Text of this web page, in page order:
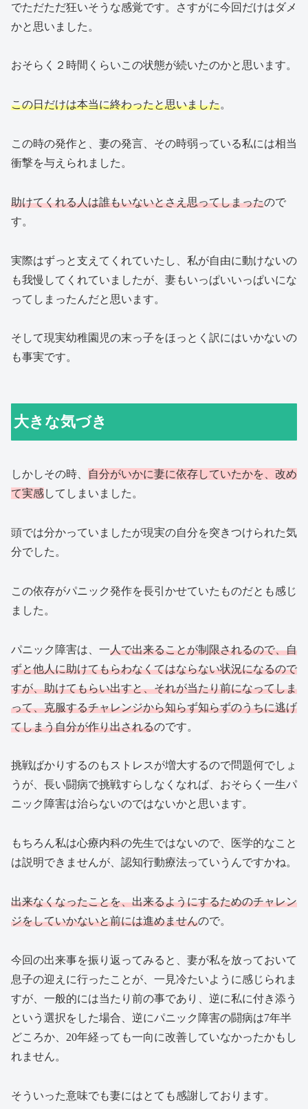
でただただ狂いそうな感覚です。さすがに今回だけはダメ
かと思いました。
おそらく２時間くらいこの状態が続いたのかと思います。
この日だけは本当に終わったと思いました。
この時の発作と、妻の発言、その時弱っている私には相当
衝撃を与えられました。
助けてくれる人は誰もいないとさえ思ってしまったので
す。
実際はずっと支えてくれていたし、私が自由に動けないの
も我慢してくれていましたが、妻もいっぱいいっぱいにな
ってしまったんだと思います。
そして現実幼稚園児の末っ子をほっとく訳にはいかないの
も事実です。
大きな気づき
しかしその時、
自分がいかに妻に依存していたかを、改め
て実感してしまいました。
頭では分かっていましたが現実の自分を突きつけられた気
分でした。
この依存がパニック発作を長引かせていたものだとも感じ
ました。
パニック障害は、一人で出来ることが制限されるので、自
ずと他人に助けてもらわなくてはならない状況になるので
すが、助けてもらい出すと、それが当たり前になってしま
って、克服するチャレンジから知らず知らずのうちに逃げ
てしまう自分が作り出されるのです。
挑戦ばかりするのもストレスが増大するので問題何でしょ
うが、長い闘病で挑戦すらしなくなれば、おそらく一生パ
ニック障害は治らないのではないかと思います。
もちろん私は心療内科の先生ではないので、医学的なこと
は説明できませんが、認知行動療法っていうんですかね。
出来なくなったことを、出来るようにするためのチャレン
ジをしていかないと前には進めませんので。
今回の出来事を振り返ってみると、妻が私を放っておいて
息子の迎えに行ったことが、一見冷たいように感じられま
すが、一般的には当たり前の事であり、逆に私に付き添う
という選択をした場合、逆にパニック障害の闘病は7年半
どころか、20年経っても一向に改善していなかったかもし
れません。
そういった意味でも妻にはとても感謝しております。